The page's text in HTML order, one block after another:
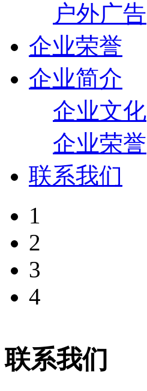
户外广告
企业荣誉
企业简介
企业文化
企业荣誉
联系我们
1
2
3
4
联系我们